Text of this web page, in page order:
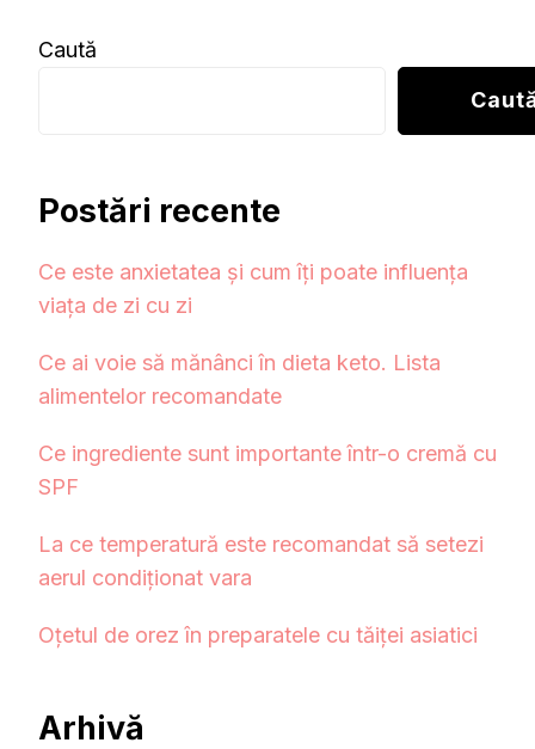
Caută
Postări recente
Ce este anxietatea și cum îți poate influența
viața de zi cu zi
Ce ai voie să mănânci în dieta keto. Lista
alimentelor recomandate
Ce ingrediente sunt importante într-o cremă cu
SPF
La ce temperatură este recomandat să setezi
aerul condiționat vara
Oțetul de orez în preparatele cu tăiței asiatici
Arhivă